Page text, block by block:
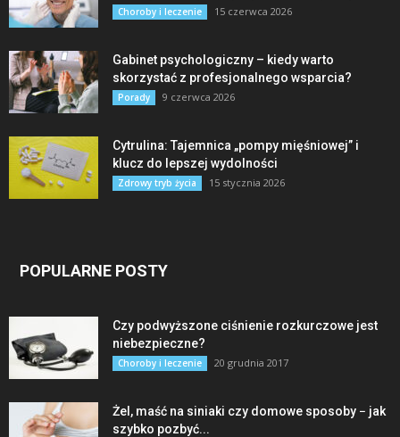
Choroby i leczenie 15 czerwca 2026
Gabinet psychologiczny – kiedy warto
skorzystać z profesjonalnego wsparcia?
Porady 9 czerwca 2026
Cytrulina: Tajemnica „pompy mięśniowej” i
klucz do lepszej wydolności
Zdrowy tryb życia 15 stycznia 2026
POPULARNE POSTY
Czy podwyższone ciśnienie rozkurczowe jest
niebezpieczne?
Choroby i leczenie 20 grudnia 2017
Żel, maść na siniaki czy domowe sposoby − jak
szybko pozbyć...